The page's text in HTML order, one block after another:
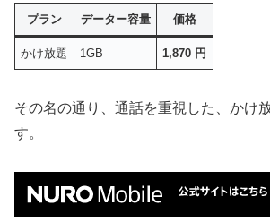
プラン データー容量 価格
かけ放題 1GB 1,870 円
その名の通り、通話を重視した、かけ
す。